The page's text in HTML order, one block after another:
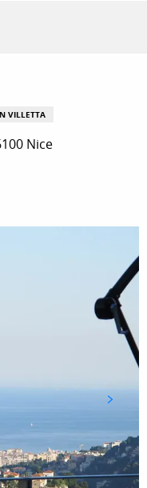
VILLETTA
Nice